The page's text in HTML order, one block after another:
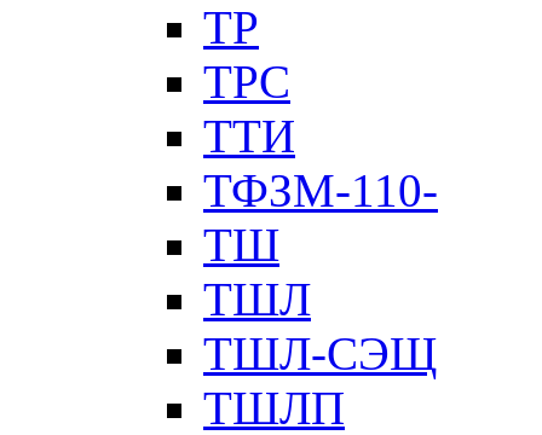
ТР
ТРС
ТТИ
ТФЗМ-110-
ТШ
ТШЛ
ТШЛ-СЭЩ
ТШЛП